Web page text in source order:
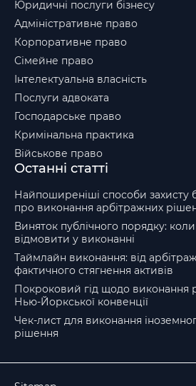
Юридичні послуги бізнесу
Адміністративне право
Корпоративне право
Сімейне право
Інтелектуальна власність
Послуги адвоката
Господарське право
Кримінальна практика
Військове право
Останні статті
Найпоширеніші способи захисту
про виконання арбітражних
Виняток публічного порядку:
відмовити у виконанні
Таймлайн виконання: від
фактичного стягнення активів
Покроковий гід щодо виконання
Нью-Йоркської конвенції
Чек-лист для виконання
рішення